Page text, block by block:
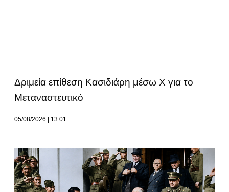
Δριμεία επίθεση Κασιδιάρη μέσω Χ για το
Μεταναστευτικό
05/08/2026 13:01